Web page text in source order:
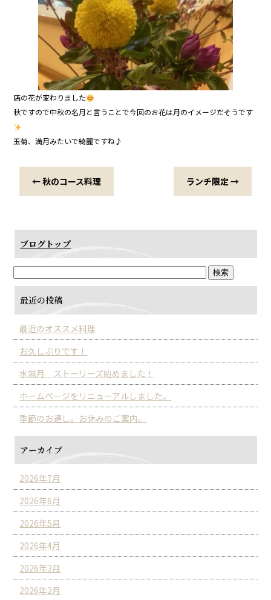
店の花が変わりました
秋ですので中秋の名月と言うことで今回のお花は月のイメージだそうです
玉菊、満月みたいで綺麗ですね♪
←秋のコース料理 ランチ限定→
ブログトップ
最近の投稿
最近のオススメ料理
お久しぶりです！
水無月 ストーリーズ始めました！
ホームページをリニューアルしました。
季節のお通し。お休みのご案内。
アーカイブ
2026年7月
2026年6月
2026年5月
2026年4月
2026年3月
2026年2月